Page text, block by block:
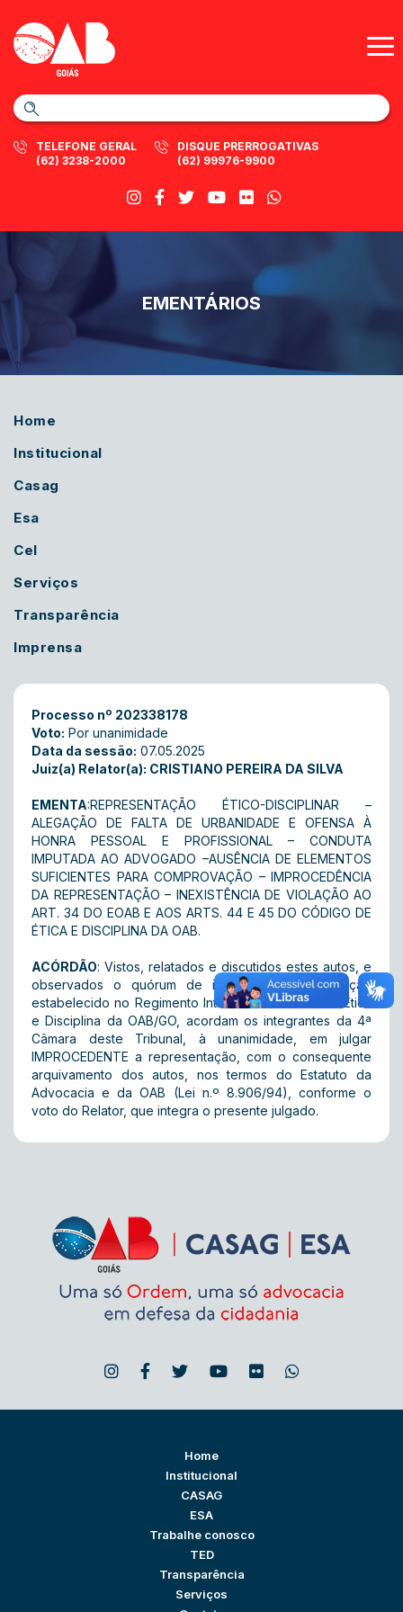
TELEFONE GERAL
(62) 3238-2000
DISQUE PRERROGATIVAS
(62) 99976-9900
EMENTÁRIOS
Home
Institucional
Casag
Esa
Cel
Serviços
Transparência
Imprensa
Processo nº 202338178
Voto: Por unanimidade
Data da sessão: 07.05.2025
Juiz(a) Relator(a): CRISTIANO PEREIRA DA SILVA
EMENTA:REPRESENTAÇÃO ÉTICO-DISCIPLINAR –
ALEGAÇÃO DE FALTA DE URBANIDADE E OFENSA À
HONRA PESSOAL E PROFISSIONAL – CONDUTA
IMPUTADA AO ADVOGADO –AUSÊNCIA DE ELEMENTOS
SUFICIENTES PARA COMPROVAÇÃO – IMPROCEDÊNCIA
DA REPRESENTAÇÃO – INEXISTÊNCIA DE VIOLAÇÃO AO
ART. 34 DO EOAB E AOS ARTS. 44 E 45 DO CÓDIGO DE
ÉTICA E DISCIPLINA DA OAB.
ACÓRDÃO: Vistos, relatados e discutidos estes autos, e
observados o quórum de instalação e deliberação
estabelecido no Regimento Interno do Tribunal de Ética
e Disciplina da OAB/GO, acordam os integrantes da 4ª
Câmara deste Tribunal, à unanimidade, em julgar
IMPROCEDENTE a representação, com o consequente
arquivamento dos autos, nos termos do Estatuto da
Advocacia e da OAB (Lei n.º 8.906/94), conforme o
voto do Relator, que integra o presente julgado.
Home
Institucional
CASAG
ESA
Trabalhe conosco
TED
Transparência
Serviços